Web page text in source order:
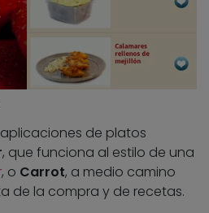
de platos
, que funciona al estilo de una
, o Carrot, a medio camino
de la compra y de recetas.